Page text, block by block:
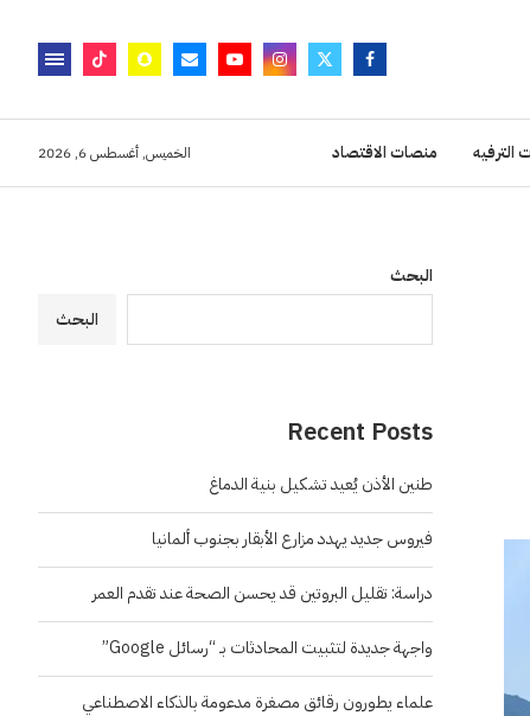
الترفيه منصات الاقتصاد الخميس, أغسطس 6, 2026
البحث
البحث
Recent Posts
طنين الأذن يُعيد تشكيل بنية الدماغ
فيروس جديد يهدد مزارع الأبقار بجنوب ألمانيا
دراسة: تقليل البروتين قد يحسن الصحة عند تقدم العمر
واجهة جديدة لتثبيت المحادثات بـ “رسائل Google”
علماء يطورون رقائق مصغرة مدعومة بالذكاء الاصطناعي